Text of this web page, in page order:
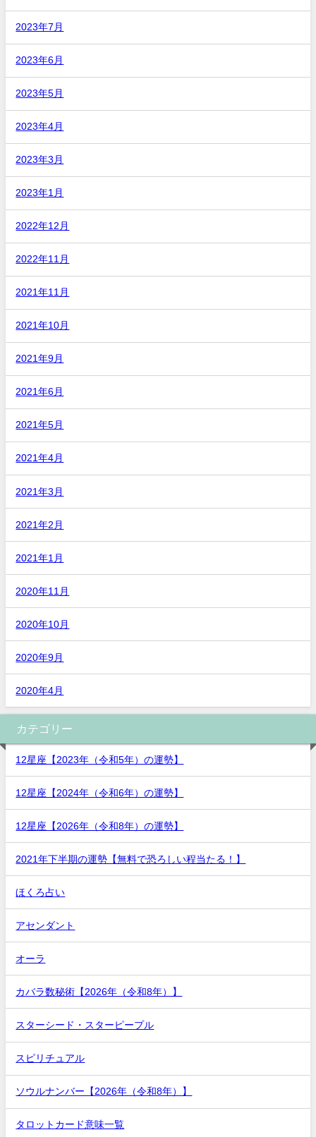
2023年7月
2023年6月
2023年5月
2023年4月
2023年3月
2023年1月
2022年12月
2022年11月
2021年11月
2021年10月
2021年9月
2021年6月
2021年5月
2021年4月
2021年3月
2021年2月
2021年1月
2020年11月
2020年10月
2020年9月
2020年4月
カテゴリー
12星座【2023年（令和5年）の運勢】
12星座【2024年（令和6年）の運勢】
12星座【2026年（令和8年）の運勢】
2021年下半期の運勢【無料で恐ろしい程当たる！】
ほくろ占い
アセンダント
オーラ
カバラ数秘術【2026年（令和8年）】
スターシード・スターピープル
スピリチュアル
ソウルナンバー【2026年（令和8年）】
タロットカード意味一覧